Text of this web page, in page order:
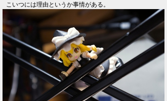
こいつには理由というか事情がある。